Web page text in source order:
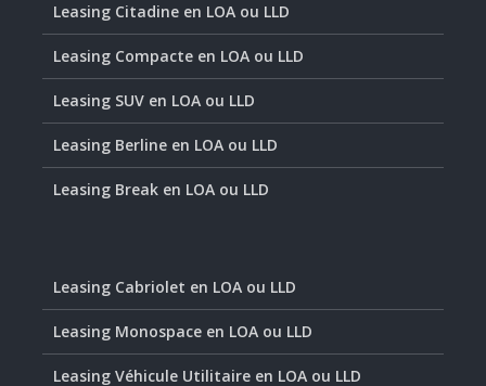
Leasing Citadine en LOA ou LLD
Leasing Compacte en LOA ou LLD
Leasing SUV en LOA ou LLD
Leasing Berline en LOA ou LLD
Leasing Break en LOA ou LLD
Leasing Cabriolet en LOA ou LLD
Leasing Monospace en LOA ou LLD
Leasing Véhicule Utilitaire en LOA ou LLD